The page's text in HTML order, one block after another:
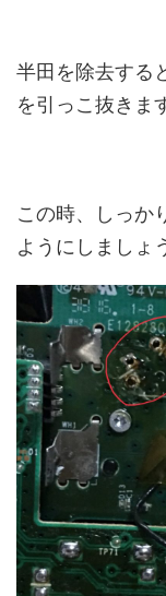
半田を除去する
を引っこ抜きま
この時、しっか
ようにしましょ